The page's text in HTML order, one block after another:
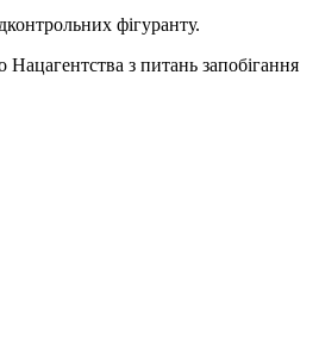
фігуранту.
Нацагентства з питань запобігання